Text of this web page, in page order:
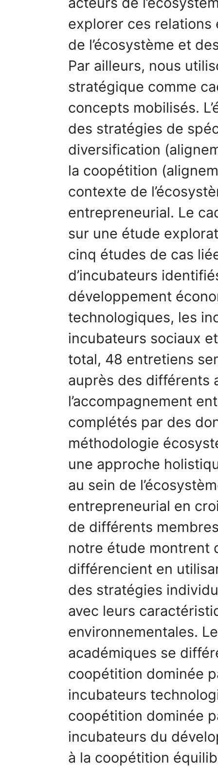
explorer ces relations
de l’écosystème et
Par ailleurs, nous
stratégique comme
concepts mobilisés.
des stratégies de
diversification
la coopétition
contexte de
entrepreneurial. Le
sur une étude
cinq études de cas
d’incubateurs
développement
technologiques, les
incubateurs sociaux
total, 48 entretiens
auprès des différents
l’accompagnement
complétés par des
méthodologie
une approche
au sein de
entrepreneurial en
de différents
notre étude montrent
différencient en
des stratégies
avec leurs
environnementales.
académiques se
coopétition dominée
incubateurs
coopétition dominée
incubateurs du
à la coopétition